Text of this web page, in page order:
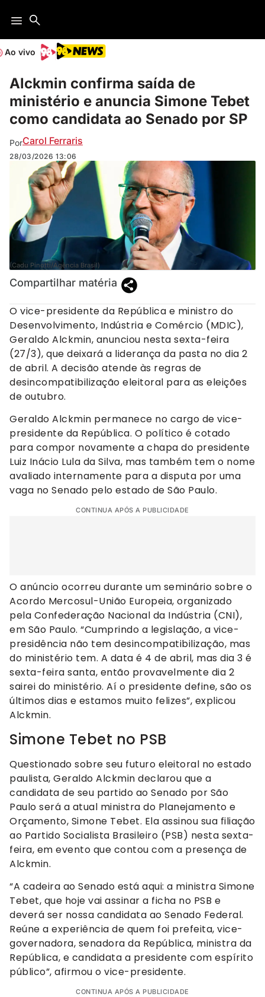
Ao vivo
Alckmin confirma saída de
ministério e anuncia Simone Tebet
como candidata ao Senado por SP
PorCarol Ferraris
28/03/2026 13:06
(Cadu Pinotti/Agência Brasil)
Compartilhar matéria
O vice-presidente da República e ministro do
Desenvolvimento, Indústria e Comércio (MDIC),
Geraldo Alckmin, anunciou nesta sexta-feira
(27/3), que deixará a liderança da pasta no dia 2
de abril. A decisão atende às regras de
desincompatibilização eleitoral para as eleições
de outubro.
Geraldo Alckmin permanece no cargo de vice-
presidente da República. O político é cotado
para compor novamente a chapa do presidente
Luiz Inácio Lula da Silva, mas também tem o nome
avaliado internamente para a disputa por uma
vaga no Senado pelo estado de São Paulo.
CONTINUA APÓS A PUBLICIDADE
O anúncio ocorreu durante um seminário sobre o
Acordo Mercosul-União Europeia, organizado
pela Confederação Nacional da Indústria (CNI),
em São Paulo. “Cumprindo a legislação, a vice-
presidência não tem desincompatibilização, mas
do ministério tem. A data é 4 de abril, mas dia 3 é
sexta-feira santa, então provavelmente dia 2
sairei do ministério. Aí o presidente define, são os
últimos dias e estamos muito felizes”, explicou
Alckmin.
Simone Tebet no PSB
Questionado sobre seu futuro eleitoral no estado
paulista, Geraldo Alckmin declarou que a
candidata de seu partido ao Senado por São
Paulo será a atual ministra do Planejamento e
Orçamento, Simone Tebet. Ela assinou sua filiação
ao Partido Socialista Brasileiro (PSB) nesta sexta-
feira, em evento que contou com a presença de
Alckmin.
“A cadeira ao Senado está aqui: a ministra Simone
Tebet, que hoje vai assinar a ficha no PSB e
deverá ser nossa candidata ao Senado Federal.
Reúne a experiência de quem foi prefeita, vice-
governadora, senadora da República, ministra da
República, e candidata a presidente com espírito
público”, afirmou o vice-presidente.
CONTINUA APÓS A PUBLICIDADE